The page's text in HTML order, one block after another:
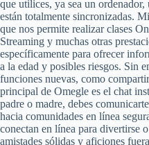
que utilices, ya sea un
están totalmente sincronizadas.
que nos permite realizar clases
Streaming y muchas otras
específicamente para ofrecer
a la edad y posibles riesgos. Sin
funciones nuevas, como
principal de Omegle es el chat
padre o madre, debes
hacia comunidades en línea
conectan en línea para divertirse
amistades sólidas y aficiones